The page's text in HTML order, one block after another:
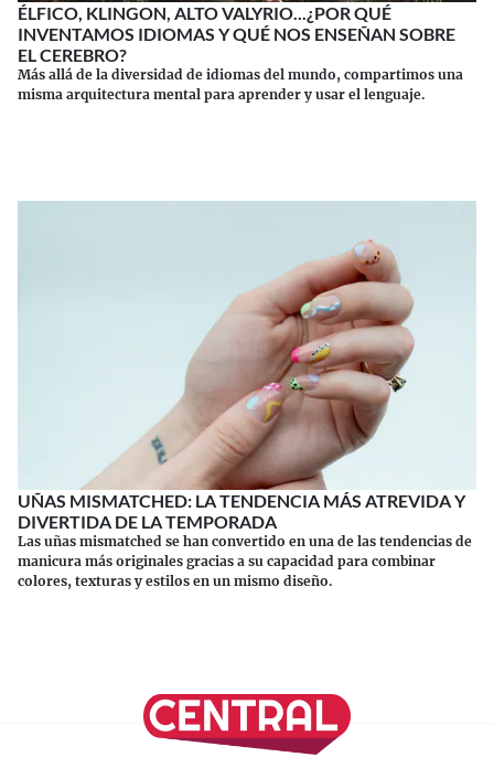
ÉLFICO, KLINGON, ALTO VALYRIO...¿POR QUÉ
INVENTAMOS IDIOMAS Y QUÉ NOS ENSEÑAN SOBRE
EL CEREBRO?
Más allá de la diversidad de idiomas del mundo, compartimos una
misma arquitectura mental para aprender y usar el lenguaje.
UÑAS MISMATCHED: LA TENDENCIA MÁS ATREVIDA Y
DIVERTIDA DE LA TEMPORADA
Las uñas mismatched se han convertido en una de las tendencias de
manicura más originales gracias a su capacidad para combinar
colores, texturas y estilos en un mismo diseño.